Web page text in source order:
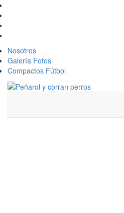
Nosotros
Galería Fotos
Compactos Fútbol